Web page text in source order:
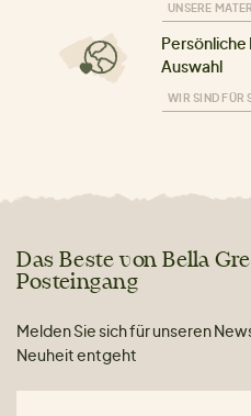
UNSERE
Auswahl
WIR SIND FÜR
Das Beste von Bella
Posteingang
Melden Sie sich für unseren
Neuheit entgeht